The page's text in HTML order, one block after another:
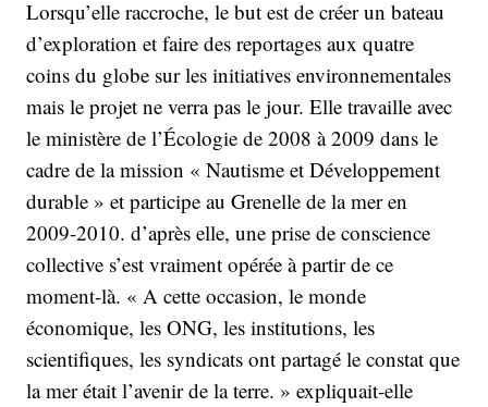
Lorsqu’elle raccroche, le but est de créer un bateau
d’exploration et faire des reportages aux quatre
coins du globe sur les initiatives environnementales
mais le projet ne verra pas le jour. Elle travaille avec
le ministère de l’Écologie de 2008 à 2009 dans le
cadre de la mission « Nautisme et Développement
durable » et participe au Grenelle de la mer en
2009-2010. d’après elle, une prise de conscience
collective s’est vraiment opérée à partir de ce
moment-là. « A cette occasion, le monde
économique, les ONG, les institutions, les
scientifiques, les syndicats ont partagé le constat que
la mer était l’avenir de la terre. » expliquait-elle